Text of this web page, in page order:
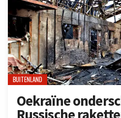
BUITENLAND
Oekraïne
Russische